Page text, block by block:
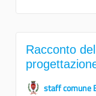
Racconto
staff comune